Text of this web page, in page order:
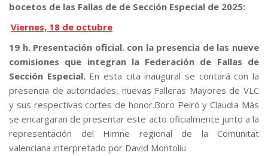
bocetos de las Fallas de de Sección Especial de 2025:
Viernes, 18 de octubre
19 h. Presentación oficial. con la presencia de las nueve
comisiones que integran la Federación de Fallas de
Sección Especial. En esta cita inaugural se contará con la
presencia de autoridades, nuevas Falleras Mayores de VLC
y sus respectivas cortes de honor.Boro Peiró y Claudia Más
se encargaran de presentar este acto oficialmente junto a la
representación del Himne regional de la Comunitat
valenciana interpretado por David Montoliu